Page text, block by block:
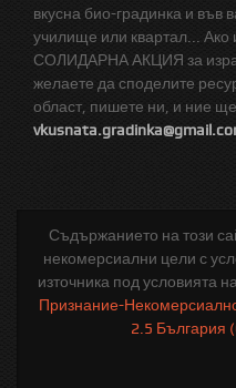
вкусна био-градинка и във
училище или квартал... Ако
СОЛИДАРНА АКЦИЯ за
желаете да споделите
област, пишете ни, и ние
Съдържанието на този
некомерсиални цели с
източника под условията
Признание-
2.5 България